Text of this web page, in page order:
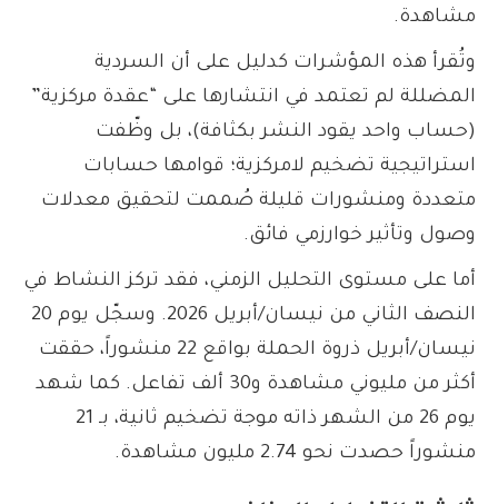
مشاهدة.
وتُقرأ هذه المؤشرات كدليل على أن السردية
المضللة لم تعتمد في انتشارها على “عقدة مركزية”
(حساب واحد يقود النشر بكثافة)، بل وظّفت
استراتيجية تضخيم لامركزية؛ قوامها حسابات
متعددة ومنشورات قليلة صُممت لتحقيق معدلات
وصول وتأثير خوارزمي فائق.
أما على مستوى التحليل الزمني، فقد تركز النشاط في
النصف الثاني من نيسان/أبريل 2026. وسجّل يوم 20
نيسان/أبريل ذروة الحملة بواقع 22 منشوراً، حققت
أكثر من مليوني مشاهدة و30 ألف تفاعل. كما شهد
يوم 26 من الشهر ذاته موجة تضخيم ثانية، بـ 21
منشوراً حصدت نحو 2.74 مليون مشاهدة.